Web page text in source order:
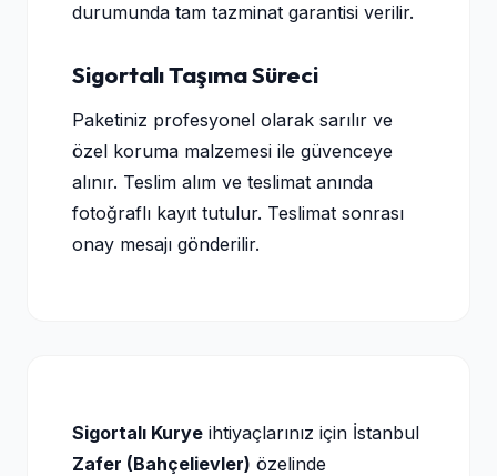
durumunda tam tazminat garantisi verilir.
Sigortalı Taşıma Süreci
Paketiniz profesyonel olarak sarılır ve
özel koruma malzemesi ile güvenceye
alınır. Teslim alım ve teslimat anında
fotoğraflı kayıt tutulur. Teslimat sonrası
onay mesajı gönderilir.
Sigortalı Kurye ihtiyaçlarınız için İstanbul
Zafer (Bahçelievler) özelinde